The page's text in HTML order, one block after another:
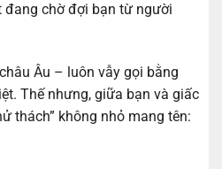
đang chờ đợi bạn từ người
Âu – luôn vẫy gọi bằng
Thế nhưng, giữa bạn và giấc
thách” không nhỏ mang tên: